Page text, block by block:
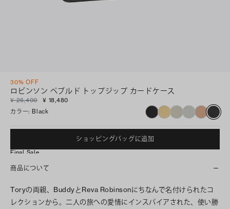
30% OFF
ロビンソン ペブルド トップジップ カードケース
¥ 26,400
¥ 18,480
カラー: Black
ショッピングバッグに追加
Final Sale
商品について
Toryの両親、BuddyとReva Robinsonにちなんで名付けられたコ
レクションから。二人の旅への愛情にインスパイアされた、使い勝